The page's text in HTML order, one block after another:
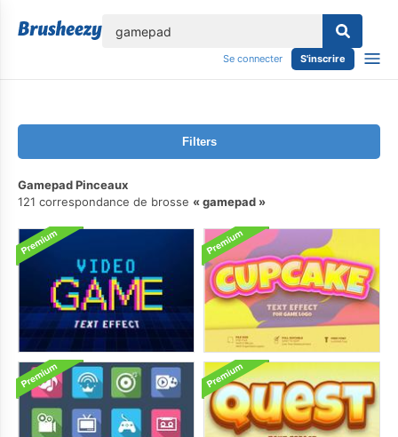
Se connecter S'inscrire
Filters
Gamepad Pinceaux
121 correspondance de brosse
gamepad